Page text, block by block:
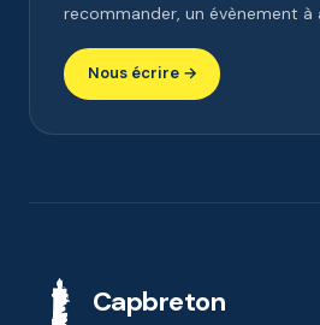
recommander, un évènement à
Nous écrire →
Capbreton